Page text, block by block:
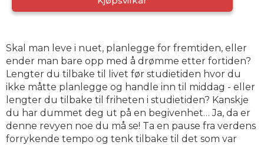
Skal man leve i nuet, planlegge for fremtiden, eller
ender man bare opp med å drømme etter fortiden?
Lengter du tilbake til livet før studietiden hvor du
ikke måtte planlegge og handle inn til middag - eller
lengter du tilbake til friheten i studietiden? Kanskje
du har dummet deg ut på en begivenhet… Ja, da er
denne revyen noe du må se! Ta en pause fra verdens
forrykende tempo og tenk tilbake til det som var